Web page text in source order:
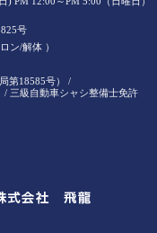
号
ン/解体 ）
第18585号） /
三級自動車シャシ整備士免許